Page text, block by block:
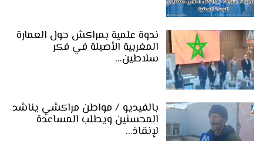
ندوة علمية بمراكش حول العمارة
المغربية الأصيلة في فكر
سلاطين…
بالفيديو / مواطن مراكشي يناشد
المحسنين ويطلب المساعدة
لإنقاذ…